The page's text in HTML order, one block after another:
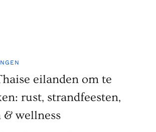
eilanden om te
rust, strandfeesten,
& wellness